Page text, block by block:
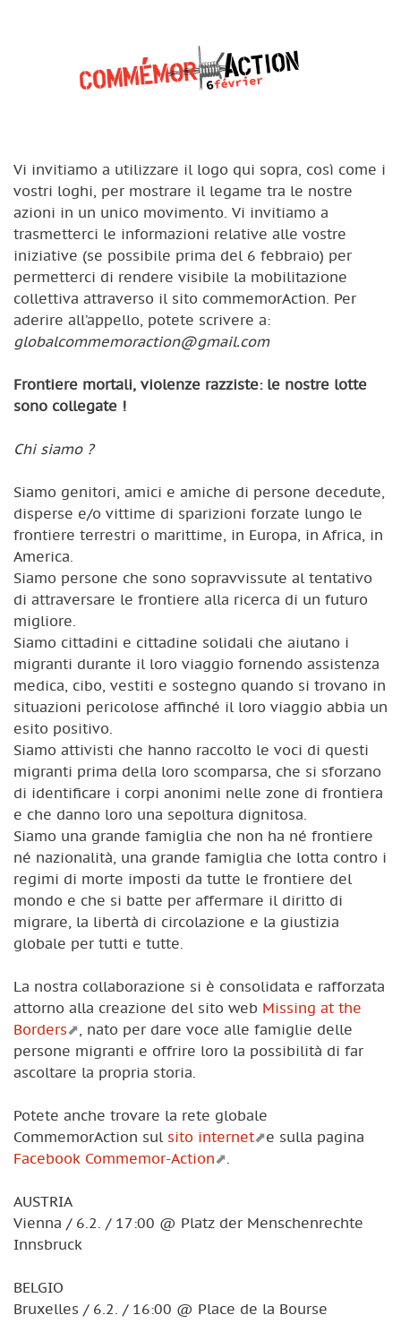
Vi invitiamo a utilizzare il logo qui sopra, così come i
vostri loghi, per mostrare il legame tra le nostre
azioni in un unico movimento. Vi invitiamo a
trasmetterci le informazioni relative alle vostre
iniziative (se possibile prima del 6 febbraio) per
permetterci di rendere visibile la mobilitazione
collettiva attraverso il sito commemorAction. Per
aderire all’appello, potete scrivere a:
globalcommemoraction@gmail.com
Frontiere mortali, violenze razziste: le nostre lotte
sono collegate !
Chi siamo ?
Siamo genitori, amici e amiche di persone decedute,
disperse e/o vittime di sparizioni forzate lungo le
frontiere terrestri o marittime, in Europa, in Africa, in
America.
Siamo persone che sono sopravvissute al tentativo
di attraversare le frontiere alla ricerca di un futuro
migliore.
Siamo cittadini e cittadine solidali che aiutano i
migranti durante il loro viaggio fornendo assistenza
medica, cibo, vestiti e sostegno quando si trovano in
situazioni pericolose affinché il loro viaggio abbia un
esito positivo.
Siamo attivisti che hanno raccolto le voci di questi
migranti prima della loro scomparsa, che si sforzano
di identificare i corpi anonimi nelle zone di frontiera
e che danno loro una sepoltura dignitosa.
Siamo una grande famiglia che non ha né frontiere
né nazionalità, una grande famiglia che lotta contro i
regimi di morte imposti da tutte le frontiere del
mondo e che si batte per affermare il diritto di
migrare, la libertà di circolazione e la giustizia
globale per tutti e tutte.
La nostra collaborazione si è consolidata e rafforzata
attorno alla creazione del sito web Missing at the
Borders
, nato per dare voce alle famiglie delle
persone migranti e offrire loro la possibilità di far
ascoltare la propria storia.
Potete anche trovare la rete globale
CommemorAction sul sito internet
e sulla pagina
Facebook Commemor-Action
.
AUSTRIA
Vienna / 6.2. / 17:00 @ Platz der Menschenrechte
Innsbruck
BELGIO
Bruxelles / 6.2. / 16:00 @ Place de la Bourse